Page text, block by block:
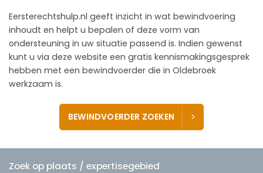
CONTACT
Eersterechtshulp.nl geeft inzicht in wat bewindvoering
inhoudt en helpt u bepalen of deze vorm van
ondersteuning in uw situatie passend is. Indien gewenst
kunt u via deze website een gratis kennismakingsgesprek
hebben met een bewindvoerder die in Oldebroek
werkzaam is.
BEWINDVOERDER ZOEKEN
Zoek op plaats / expertisegebied